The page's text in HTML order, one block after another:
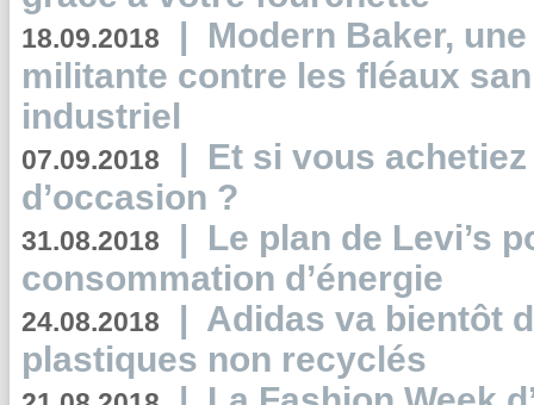
18.09.2018 | Modern Baker,
militante contre les fléaux
industriel
07.09.2018 | Et si vous
d’occasion ?
31.08.2018 | Le plan de Levi’s
consommation d’énergie
24.08.2018 | Adidas va bientôt
plastiques non recyclés